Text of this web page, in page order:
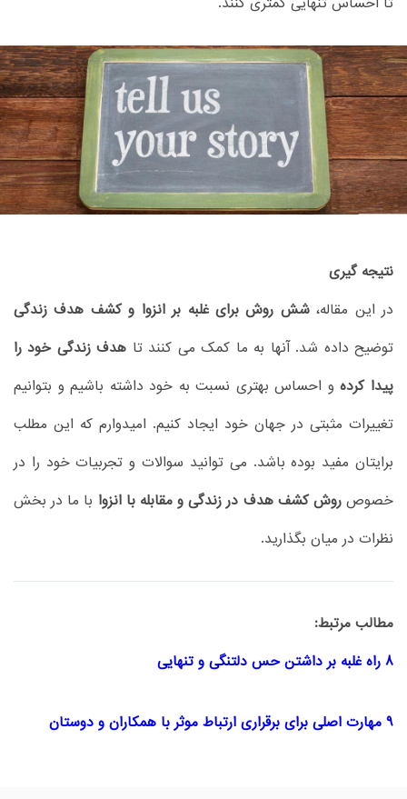
نتیجه گیری
در این مقاله،شش روش برای غلبه بر انزوا و کشف هدف زندگی
توضیح داده شد. آنها به ما کمک می کنند تا هدف زندگی خود را
پیدا کردهو احساس بهتری نسبت به خود داشته باشیم و بتوانیم
تغییرات مثبتی در جهان خود ایجاد کنیم. امیدوارم که این مطلب
برایتان مفید بوده باشد. می توانید سوالات و تجربیات خود را در
خصوصروش کشف هدف در زندگی و مقابله با انزوا با ما در بخش
نظرات در میان بگذارید.
مطالب مرتبط:
8 راه غلبه بر داشتن حس دلتنگی و تنهایی
9 مهارت اصلی برای برقراری ارتباط موثر با همکاران و دوستان